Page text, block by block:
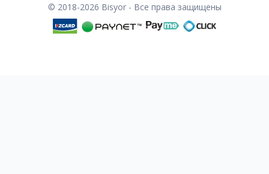
© 2018-2026 Bisyor - Все права защищены